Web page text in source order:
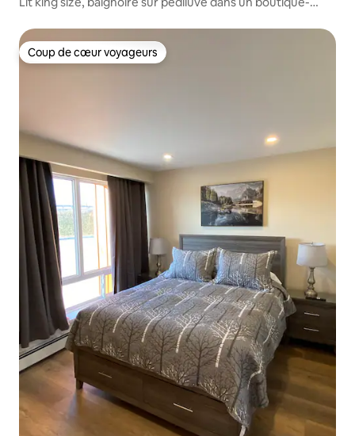
Coup de cœur voyageurs
Coup de cœur voyageurs